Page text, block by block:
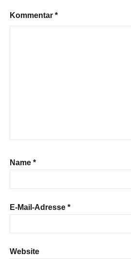
Kommentar *
Name *
E-Mail-Adresse *
Website